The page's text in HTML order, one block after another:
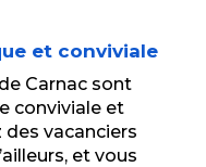
et conviviale
Carnac sont
conviviale et
vacanciers
et vous